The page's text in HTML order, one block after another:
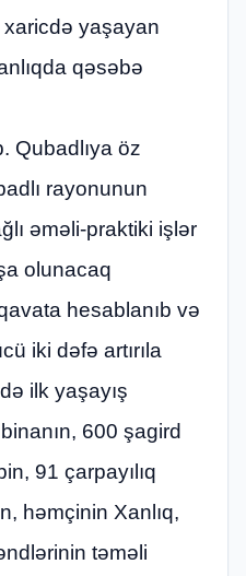
yaşayan
qəsəbə
Qubadlıya öz
rayonunun
əməli-praktiki işlər
olunacaq
hesablanıb və
iki dəfə artırıla
ilk yaşayış
600 şagird
91 çarpayılıq
həmçinin Xanlıq,
təməli